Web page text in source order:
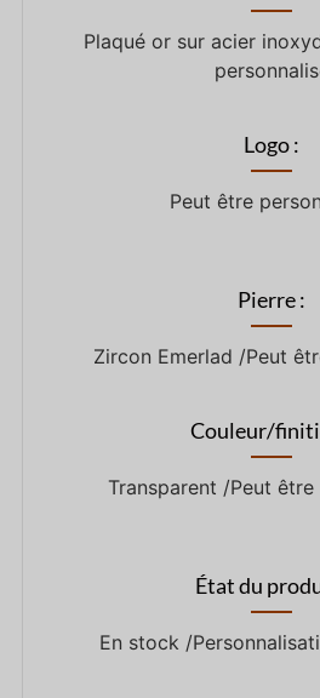
Plaqué or sur acier
Logo :
Peut être
Pierre :
Zircon Emerlad /Peut
Couleur/
Transparent /Peut être
État du
En stock /